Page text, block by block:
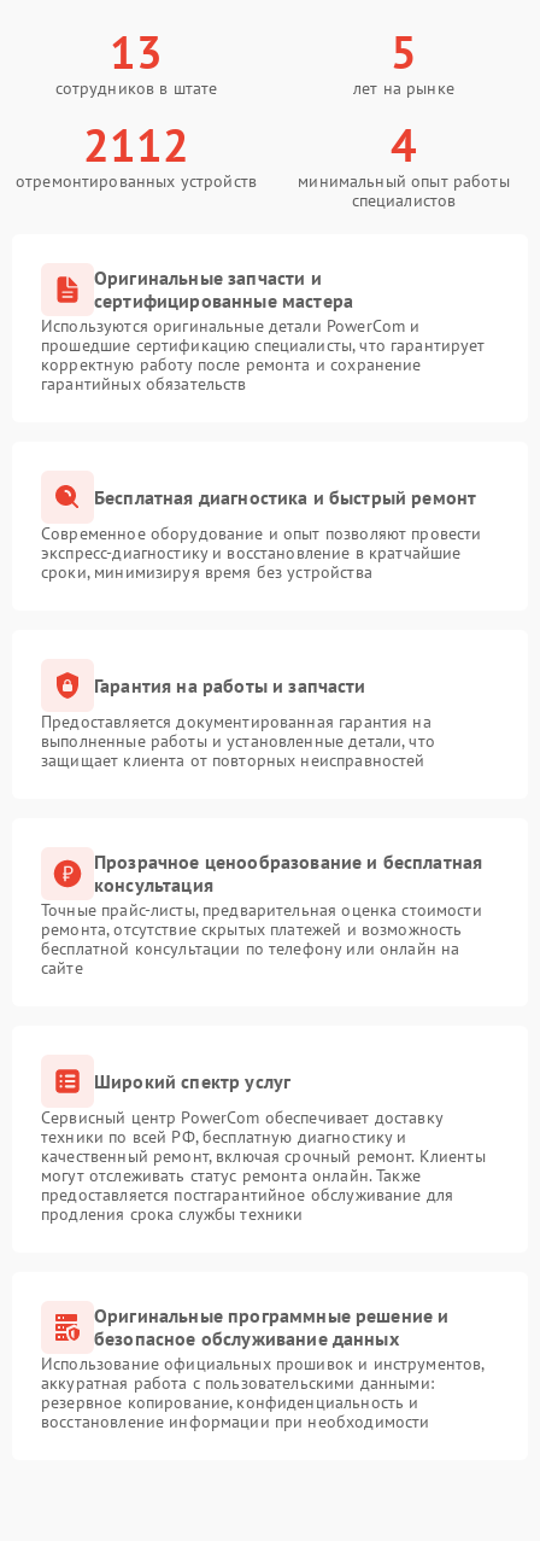
13
сотрудников в штате
5
лет на рынке
2112
отремонтированных устройств
4
минимальный опыт работы
специалистов
Оригинальные запчасти и
сертифицированные мастера
Используются оригинальные детали PowerCom и
прошедшие сертификацию специалисты, что гарантирует
корректную работу после ремонта и сохранение
гарантийных обязательств
Бесплатная диагностика и быстрый ремонт
Современное оборудование и опыт позволяют провести
экспресс-диагностику и восстановление в кратчайшие
сроки, минимизируя время без устройства
Гарантия на работы и запчасти
Предоставляется документированная гарантия на
выполненные работы и установленные детали, что
защищает клиента от повторных неисправностей
Прозрачное ценообразование и бесплатная
консультация
Точные прайс-листы, предварительная оценка стоимости
ремонта, отсутствие скрытых платежей и возможность
бесплатной консультации по телефону или онлайн на
сайте
Широкий спектр услуг
Сервисный центр PowerCom обеспечивает доставку
техники по всей РФ, бесплатную диагностику и
качественный ремонт, включая срочный ремонт. Клиенты
могут отслеживать статус ремонта онлайн. Также
предоставляется постгарантийное обслуживание для
продления срока службы техники
Оригинальные программные решение и
безопасное обслуживание данных
Использование официальных прошивок и инструментов,
аккуратная работа с пользовательскими данными:
резервное копирование, конфиденциальность и
восстановление информации при необходимости